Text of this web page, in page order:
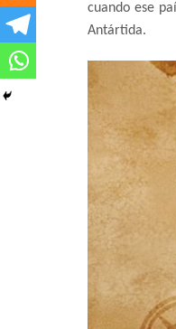
cuando ese
Antártida.